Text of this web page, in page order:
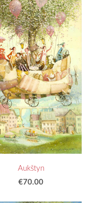
Aukštyn
€70.00